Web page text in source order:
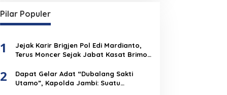
Pilar Populer
1
Jejak Karir Brigjen Pol Edi Mardianto,
Terus Moncer Sejak Jabat Kasat Brimob
2
Dapat Gelar Adat “Dubalang Sakti
Utamo”, Kapolda Jambi: Suatu